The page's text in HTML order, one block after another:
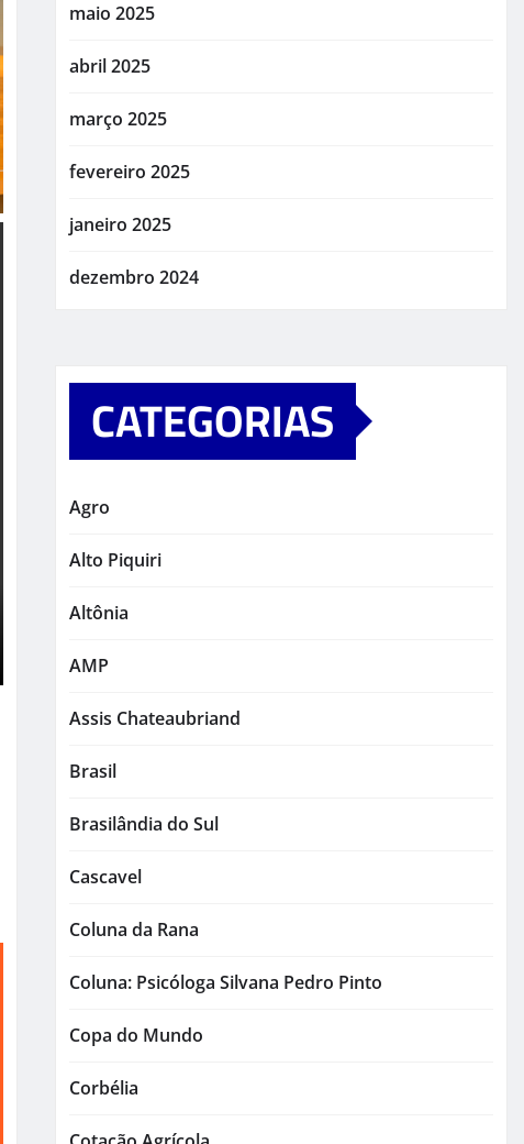
maio 2025
abril 2025
março 2025
fevereiro 2025
janeiro 2025
dezembro 2024
CATEGORIAS
Agro
Alto Piquiri
Altônia
AMP
Assis Chateaubriand
Brasil
Brasilândia do Sul
Cascavel
Coluna da Rana
Coluna: Psicóloga Silvana Pedro Pinto
Copa do Mundo
Corbélia